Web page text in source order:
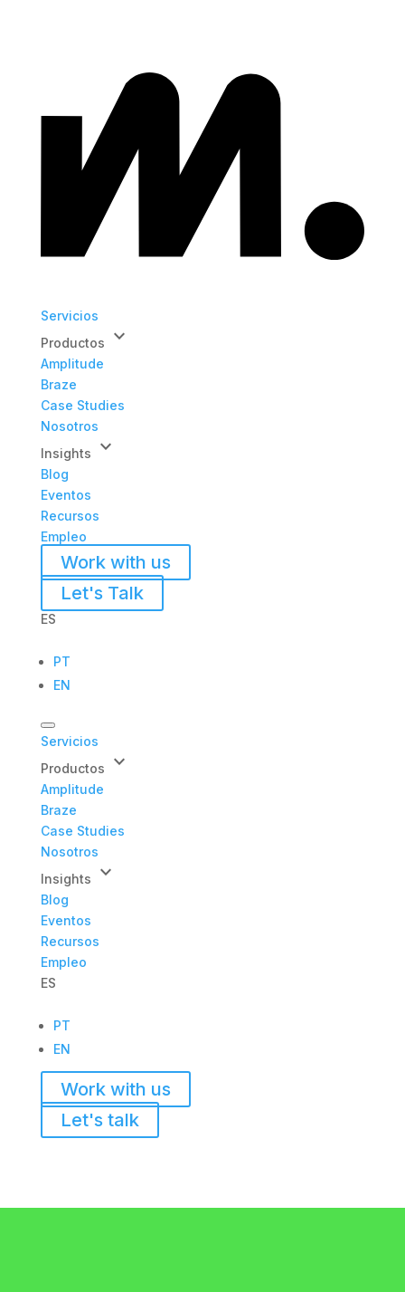
Servicios
Productos
keyboard_arrow_down
Amplitude
Braze
Case Studies
Nosotros
Insights
keyboard_arrow_down
Blog
Eventos
Recursos
Empleo
Work with us
Let's Talk
ES
PT
EN
Servicios
Productos
keyboard_arrow_down
Amplitude
Braze
Case Studies
Nosotros
Insights
keyboard_arrow_down
Blog
Eventos
Recursos
Empleo
ES
PT
EN
Work with us
Let's talk